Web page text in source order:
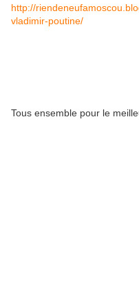
http://
vladimir-poutine/
Tous ensemble pour le